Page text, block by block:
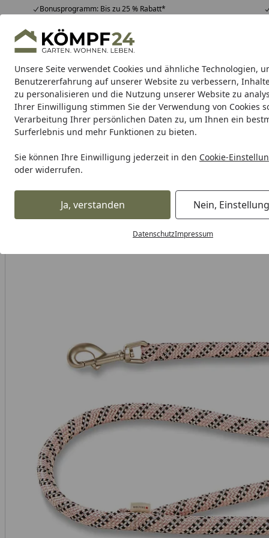
Unsere Seite verwendet Cookies und ähnliche Technologien,
Benutzererfahrung auf unserer Website zu verbessern,
zu personalisieren und die Nutzung unserer Website zu
Ihrer Einwilligung stimmen Sie der Verwendung von Cookies
Verarbeitung Ihrer persönlichen Daten zu, um Ihnen ein
Surferlebnis und mehr Funktionen zu bieten.
Sie können Ihre Einwilligung jederzeit in den Cookie-
oder widerrufen.
Ja, verstanden Nein,
DatenschutzImpressum
Bonusprogramm: Bis zu 25 % Rabatt*
Hotline07051 / 9 22 22
Mo-Fr. 8-16 Uhr 25.948 Bewertungen
Alle Produkte
Alle ProdukteHighlights Tipps & Tricks
Tierbedarf & Tiernahrung Hunde Katzen
Karibu Pools inkl.
Dein Traumpool im Sorglos-
Tierbedarf & Tiernahrung Hundebedarf Halsbänder,